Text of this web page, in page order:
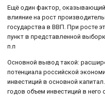
Ещё один фактор,
влияние на рост
государства в ВВП. При росте
пункт в представленной
п.п
Основной вывод такой:
потенциала российской
инвестиций в основной
годов объем инвестиций в